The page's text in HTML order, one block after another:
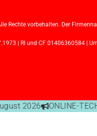
Rechte vorbehalten. Der
| RI und CF 01406360584 |
2026 ONLINE-